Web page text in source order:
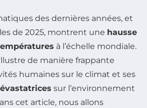
des dernières années, et
de 2025, montrent une hausse
à l’échelle mondiale.
de manière frappante
humaines sur le climat et ses
sur l’environnement
cet article, nous allons